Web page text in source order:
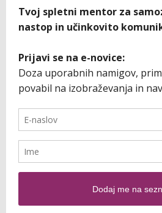
Go to Top